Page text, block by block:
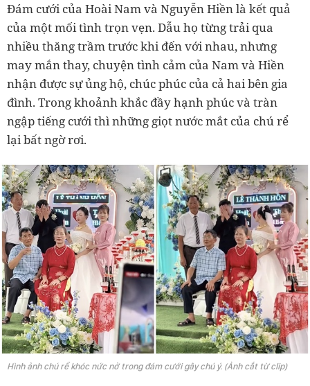
Đám cưới của Hoài Nam và Nguyễn Hiền là kết quả
của một mối tình trọn vẹn. Dẫu họ từng trải qua
nhiều thăng trầm trước khi đến với nhau, nhưng
may mắn thay, chuyện tình cảm của Nam và Hiền
nhận được sự ủng hộ, chúc phúc của cả hai bên gia
đình. Trong khoảnh khắc đầy hạnh phúc và tràn
ngập tiếng cưới thì những giọt nước mắt của chú rể
lại bất ngờ rơi.
Hình ảnh chú rể khóc nức nở trong đám cưới gây chú ý. (Ảnh cắt từ clip)